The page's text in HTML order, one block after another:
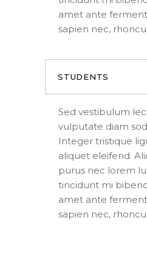
amet ante
sapien nec,
STUDENTS
Sed vestibulum
vulputate diam
Integer tristique
aliquet eleifend.
purus nec lorem
tincidunt mi
amet ante
sapien nec,